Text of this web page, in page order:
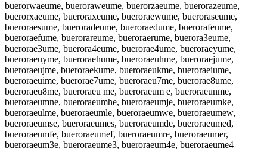
buerorwaeume, bueroraweume, buerorzaeume, buerorazeume,
buerorxaeume, bueroraxeume, bueroraewume, bueroraseume,
bueroraesume, bueroradeume, bueroraedume, buerorafeume,
bueroraefume, buerorareume, bueroraerume, buerora3eume,
buerorae3ume, buerora4eume, buerorae4ume, bueroraeyume,
bueroraeuyme, bueroraehume, bueroraeuhme, bueroraejume,
bueroraeujme, bueroraekume, bueroraeukme, bueroraeiume,
bueroraeuime, buerorae7ume, bueroraeu7me, buerorae8ume,
bueroraeu8me, bueroraeu me, bueroraeum e, bueroraeunme,
bueroraeumne, bueroraeumhe, bueroraeumje, bueroraeumke,
bueroraeulme, bueroraeumle, bueroraeumwe, bueroraeumew,
bueroraeumse, bueroraeumes, bueroraeumde, bueroraeumed,
bueroraeumfe, bueroraeumef, bueroraeumre, bueroraeumer,
bueroraeum3e, bueroraeume3, bueroraeum4e, bueroraeume4